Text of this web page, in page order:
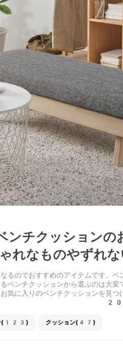
ンチクッションの
なものやずれな
るのでおすすめのアイテムです。ベ
ベンチクッションから選ぶのは大変
気に入りのベンチクッションを見つ
ン(123) クッション(47)